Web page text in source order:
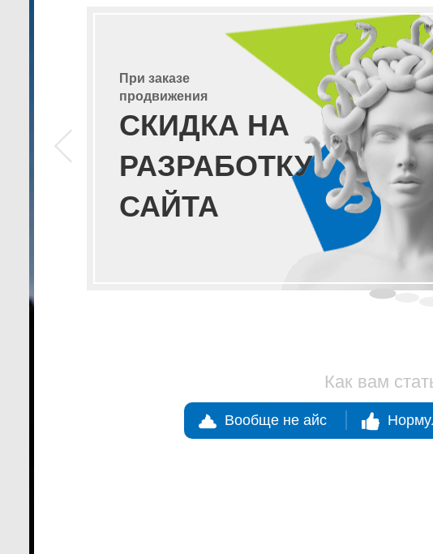
При заказе
продвижения
СКИДКА НА
РАЗРАБОТКУ
САЙТА
Как вам
Вообще не айс